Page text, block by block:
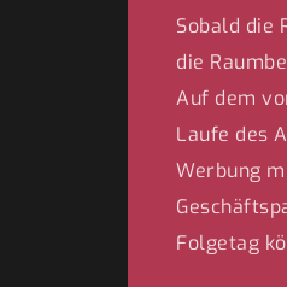
Sobald die
die
Auf dem
Laufe des
Werbung
Folgetag